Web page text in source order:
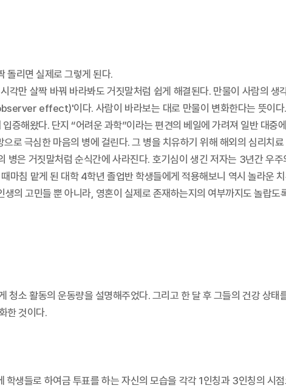
돌리면 실제로 그렇게 된다.
각만 살짝 바꿔 바라봐도 거짓말처럼 쉽게 해결된다. 만물이 사람
effect)'이다. 사람이 바라보는 대로 만물이 변화한다는 뜻이
증해왔다. 단지 “어려운 과학”이라는 편견의 베일에 가려져 일반 대중
로 극심한 마음의 병에 걸린다. 그 병을 치유하기 위해 해외의 심리치
병은 거짓말처럼 순식간에 사라진다. 호기심이 생긴 저자는 3년간 우
마침 맡게 된 대학 4학년 졸업반 학생들에게 적용해보니 역시 놀라운
의 고민들 뿐 아니라, 영혼이 실제로 존재하는지의 여부까지도 놀랍도
청소 활동의 운동량을 설명해주었다. 그리고 한 달 후 그들의 건강 상
한 것이다.
생들로 하여금 투표를 하는 자신의 모습을 각각 1인칭과 3인칭의 시